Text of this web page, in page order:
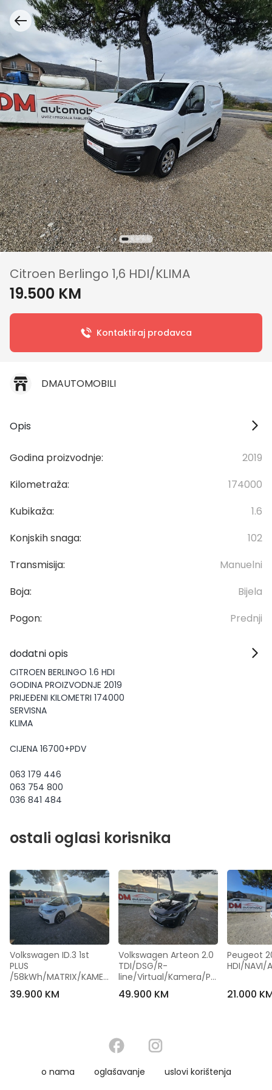
Citroen Berlingo 1,6 HDI/KLIMA
19.500 KM
Kontaktiraj prodavca
DMAUTOMOBILI
Opis
Godina proizvodnje:
2019
Kilometraža:
174000
Kubikaža:
1.6
Konjskih snaga:
102
Transmisija:
Manuelni
Boja:
Bijela
Pogon:
Prednji
dodatni opis
CITROEN BERLINGO 1.6 HDI
GODINA PROIZVODNJE 2019
PRIJEĐENI KILOMETRI 174000
SERVISNA
KLIMA
CIJENA 16700+PDV
063 179 446
063 754 800
036 841 484
ostali oglasi korisnika
Volkswagen ID.3 1st
PLUS
/58kWh/MATRIX/KAMER
A/19 COLL
39.900 KM
Volkswagen Arteon 2.0
TDI/DSG/R-
line/Virtual/Kamera/Pa
norama
49.900 KM
Peugeot
HDI/NAVI/
21.000
o nama oglašavanje
uslovi korištenja